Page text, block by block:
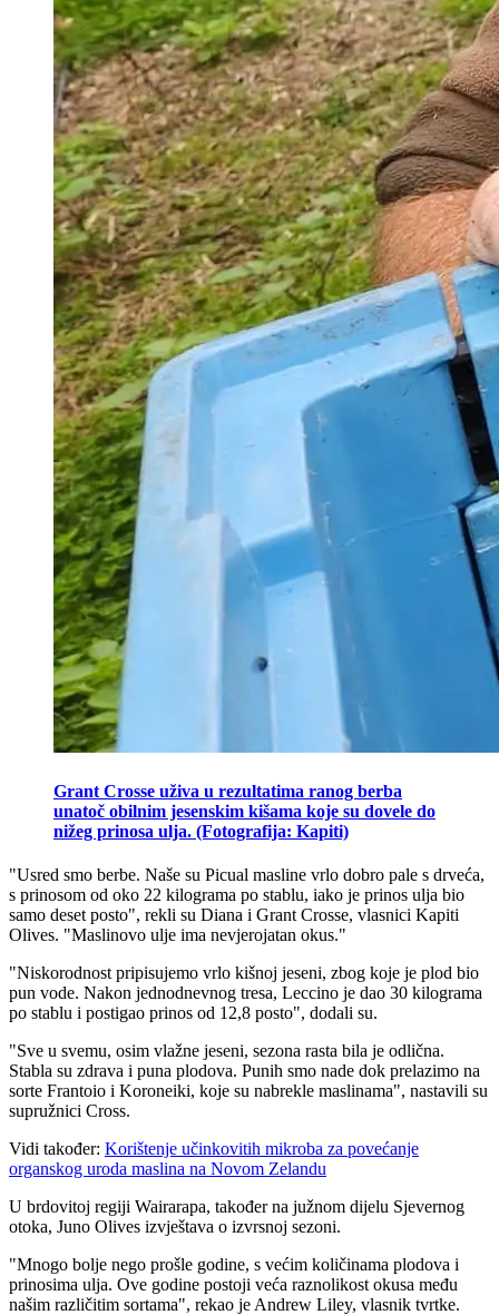
Grant Crosse uživa u rezultatima ranog berba
unatoč obilnim jesenskim kišama koje su dovele do
nižeg prinosa ulja. (Fotografija: Kapiti)
"Usred smo berbe. Naše su Picual masline vrlo dobro pale s drveća,
s prinosom od oko 22 kilograma po stablu, iako je prinos ulja bio
samo deset posto", rekli su Diana i Grant Crosse, vlasnici Kapiti
Olives. "Maslinovo ulje ima nevjerojatan okus."
"Niskorodnost pripisujemo vrlo kišnoj jeseni, zbog koje je plod bio
pun vode. Nakon jednodnevnog tresa, Leccino je dao 30 kilograma
po stablu i postigao prinos od 12,8 posto", dodali su.
"Sve u svemu, osim vlažne jeseni, sezona rasta bila je odlična.
Stabla su zdrava i puna plodova. Punih smo nade dok prelazimo na
sorte Frantoio i Koroneiki, koje su nabrekle maslinama", nastavili su
supružnici Cross.
Vidi također: Korištenje učinkovitih mikroba za povećanje
organskog uroda maslina na Novom Zelandu
U brdovitoj regiji Wairarapa, također na južnom dijelu Sjevernog
otoka, Juno Olives izvještava o izvrsnoj sezoni.
"Mnogo bolje nego prošle godine, s većim količinama plodova i
prinosima ulja. Ove godine postoji veća raznolikost okusa među
našim različitim sortama", rekao je Andrew Liley, vlasnik tvrtke.